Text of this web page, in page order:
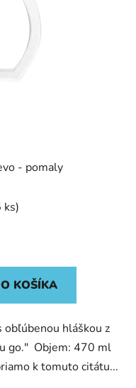
- pomaly
ks)
KOŠÍKA
hláškou z
go." Objem: 470 ml
k tomuto citátu...